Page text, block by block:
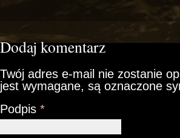
Dodaj komentarz
Twój adres e-mail nie zostanie
jest wymagane, są oznaczone
Podpis *